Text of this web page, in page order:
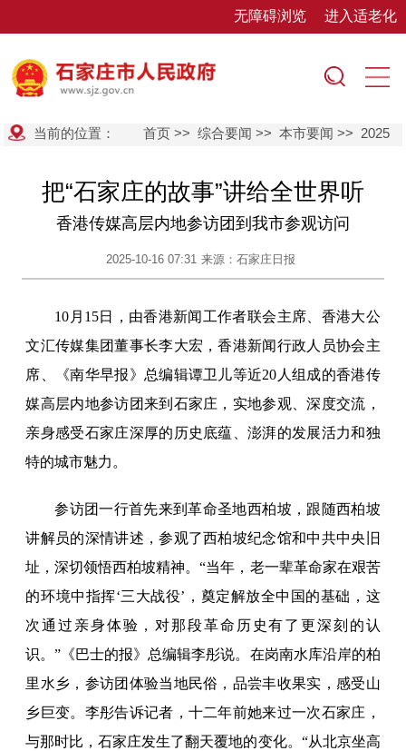
无障碍浏览 进入适老化
当前的位置： 首页 >>综合要闻 >>本市要闻 >> 2025
把“石家庄的故事”讲给全世界听
香港传媒高层内地参访团到我市参观访问
2025-10-16 07:31 来源：石家庄日报
10月15日，由香港新闻工作者联会主席、香港大公
文汇传媒集团董事长李大宏，香港新闻行政人员协会主
席、《南华早报》总编辑谭卫儿等近20人组成的香港传
媒高层内地参访团来到石家庄，实地参观、深度交流，
亲身感受石家庄深厚的历史底蕴、澎湃的发展活力和独
特的城市魅力。
参访团一行首先来到革命圣地西柏坡，跟随西柏坡
讲解员的深情讲述，参观了西柏坡纪念馆和中共中央旧
址，深切领悟西柏坡精神。“当年，老一辈革命家在艰苦
的环境中指挥‘三大战役’，奠定解放全中国的基础，这
次通过亲身体验，对那段革命历史有了更深刻的认
识。”《巴士的报》总编辑李彤说。在岗南水库沿岸的柏
里水乡，参访团体验当地民俗，品尝丰收果实，感受山
乡巨变。李彤告诉记者，十二年前她来过一次石家庄，
与那时比，石家庄发生了翻天覆地的变化。“从北京坐高